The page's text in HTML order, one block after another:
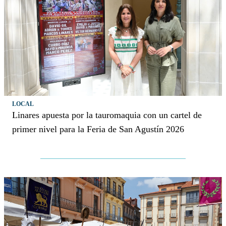
LOCAL
Linares apuesta por la tauromaquia con un cartel de
primer nivel para la Feria de San Agustín 2026